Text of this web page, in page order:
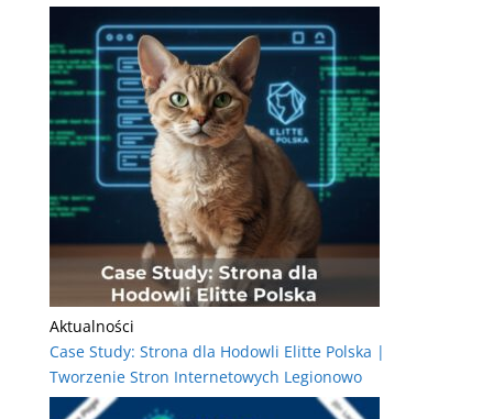
Aktualności
Case Study: Strona dla Hodowli Elitte Polska |
Tworzenie Stron Internetowych Legionowo